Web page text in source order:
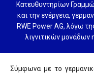
Κατευθυντηρίων
και την ενέργεια,
RWE Power AG, λόγω
λιγνιτικών
Σύμφωνα με το